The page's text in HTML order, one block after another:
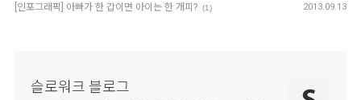
[인포그래픽] 아빠가 한 갑이면 아이는 한 개피? (1) 2013.09.13
슬로워크 블로그